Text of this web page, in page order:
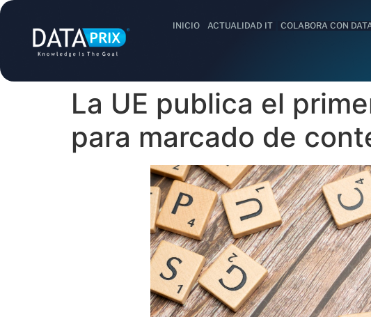
INICIO ACTUALIDAD IT COLABORA CON
La UE publica el
para marcado de